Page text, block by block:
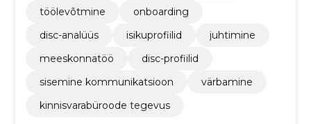
töölevõtmine
onboarding
disc-analüüs
isikuprofiilid
juhtimine
meeskonnatöö
disc-profiilid
sisemine kommunikatsioon
värbamine
kinnisvarabüroode tegevus